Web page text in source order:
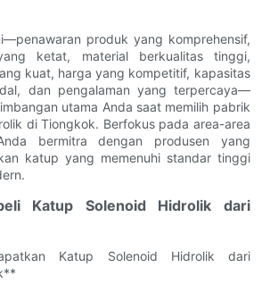
produk yang komprehensif,
ketat, material berkualitas tinggi,
kuat, harga yang kompetitif, kapasitas
dan pengalaman yang terpercaya—
utama Anda saat memilih pabrik
di Tiongkok. Berfokus pada area-area
bermitra dengan produsen yang
katup yang memenuhi standar tinggi
Katup Solenoid Hidrolik dari
Katup Solenoid Hidrolik dari